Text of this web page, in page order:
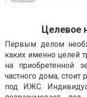
Целевое
Первым делом
каких именно целей
на приобретенной
частного дома, стоит
под ИЖС.